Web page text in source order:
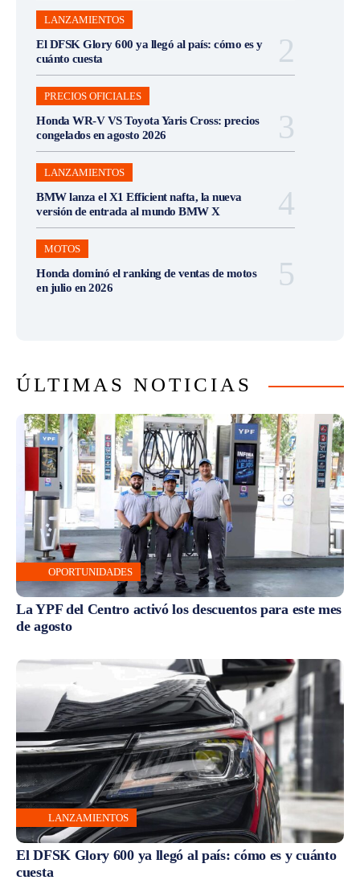
LANZAMIENTOS
El DFSK Glory 600 ya llegó al país: cómo es y
cuánto cuesta
PRECIOS OFICIALES
Honda WR-V VS Toyota Yaris Cross: precios
congelados en agosto 2026
LANZAMIENTOS
BMW lanza el X1 Efficient nafta, la nueva
versión de entrada al mundo BMW X
MOTOS
Honda dominó el ranking de ventas de motos
en julio en 2026
ÚLTIMAS NOTICIAS
OPORTUNIDADES
La YPF del Centro activó los descuentos para este mes
de agosto
LANZAMIENTOS
El DFSK Glory 600 ya llegó al país: cómo es y cuánto
cuesta